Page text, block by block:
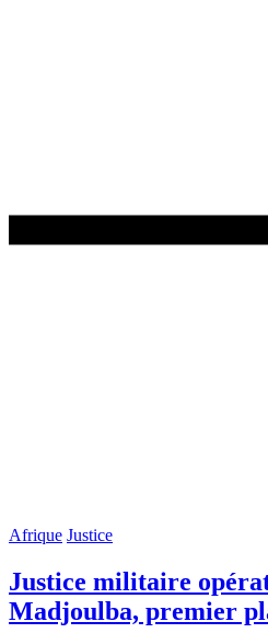
Afrique Justice
Justice militaire
Madjoulba, premier